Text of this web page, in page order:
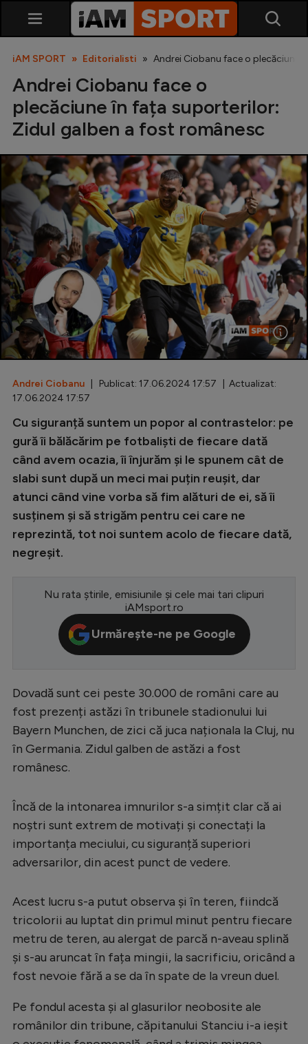
SuperLiga
Liga 2
Cupa României
Echipa Națională
U21
Fotbal feminin
Special
Diverse
Inedit
Champions League
Europa League
Conference League
Serie A
Ligue 1
Campionate
Starurile fotbalului
Clasamente
Handbal
Natație
Formula 1
Auto
Rugby
iAM SPORT Editorialisti Andrei Ciobanu face o plecăciune
Andrei Ciobanu face o
plecăciune în fața suporterilor:
Zidul galben a fost românesc
Andrei Ciobanu | Publicat: 17.06.2024 17:57 | Actualizat:
17.06.2024 17:57
Cu siguranță suntem un popor al contrastelor: pe
gură îi bălăcărim pe fotbaliști de fiecare dată
când avem ocazia, îi înjurăm și le spunem cât de
slabi sunt după un meci mai puțin reușit, dar
atunci când vine vorba să fim alături de ei, să îi
susținem și să strigăm pentru cei care ne
reprezintă, tot noi suntem acolo de fiecare dată,
negreșit.
Nu rata știrile, emisiunile și cele mai tari clipuri
iAMsport.ro
Urmărește-ne pe Google
Dovadă sunt cei peste 30.000 de români care au
fost prezenți astăzi în tribunele stadionului lui
Bayern Munchen, de zici că juca naționala la Cluj, nu
în Germania. Zidul galben de astăzi a fost
românesc.
Încă de la intonarea imnurilor s-a simțit clar că ai
noștri sunt extrem de motivați și conectați la
importanța meciului, cu siguranță superiori
adversarilor, din acest punct de vedere.
Acest lucru s-a putut observa și în teren, fiindcă
tricolorii au luptat din primul minut pentru fiecare
metru de teren, au alergat de parcă n-aveau splină
și s-au aruncat în fața mingii, la sacrificiu, oricând a
fost nevoie fără a se da în spate de la vreun duel.
Pe fondul acesta și al glasurilor neobosite ale
românilor din tribune, căpitanului Stanciu i-a ieșit